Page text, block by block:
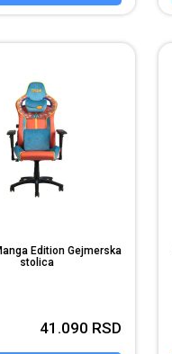
Edition Gejmerska
stolica
41.090 RSD